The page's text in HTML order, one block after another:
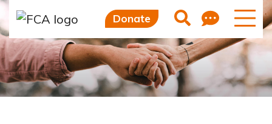
Skip to main content
Skip to sidebar options
Donate Search